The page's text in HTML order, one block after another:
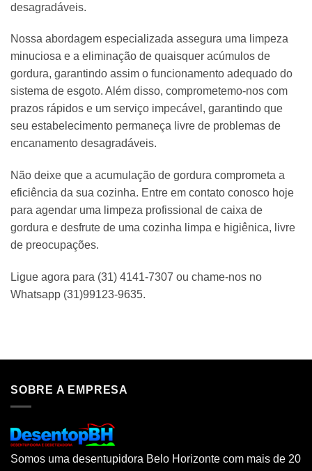
desagradáveis.
Nossa abordagem especializada assegura uma limpeza
minuciosa e a eliminação de quaisquer acúmulos de
gordura, garantindo assim o funcionamento adequado do
sistema de esgoto. Além disso, comprometemo-nos com
prazos rápidos e um serviço impecável, garantindo que
seu estabelecimento permaneça livre de problemas de
encanamento desagradáveis.
Não deixe que a acumulação de gordura comprometa a
eficiência da sua cozinha. Entre em contato conosco hoje
para agendar uma limpeza profissional de caixa de
gordura e desfrute de uma cozinha limpa e higiênica, livre
de preocupações.
Ligue agora para (31) 4141-7307 ou chame-nos no
Whatsapp (31)99123-9635.
SOBRE A EMPRESA
Somos uma desentupidora Belo Horizonte com mais de 20